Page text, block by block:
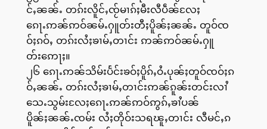
င်ႇၼၼ်ႉ တၵ်းလိူင်ႇၸႂ်မၢၵ်ႈမီးလီပဵၼ်လႄႈ
ၵေႃႉဢၼ်ဢဝ်ၼမ်ႉႁူတ်းတီႈပိူၼ်ႈၼၼ်ႉ တူဝ်ၸ
ဝ်ႈၵဝ်ႇ တၵ်းလႆႈၶၢမ်ႇတၢင်း ဢၼ်ဢဝ်ၼမ်ႉႁူ
တ်းဢေႃႈ။
၂၆ ၵေႃႉဢၼ်သိမ်းပႅင်းၶဝ်ႈပိူၵ်ႇဝႆႉပုၼ်ႈတူဝ်ၸဝ်ႈၵ
ဝ်ႇၼၼ်ႉ တၵ်းလႆႈၶၢမ်ႇတၢင်းဢၼ်ၵူၼ်းတင်းလၢႆ
သေႉသွမ်းလႄႈၵေႃႉဢၼ်ဢဝ်ဢွၵ်ႇၶၢႆပၼ်
ပိူၼ်ႈၼၼ်ႉၸမ်း လႆႈတိုဝ်းသရၽူႇတၢင်း လီမင်ႇၵ